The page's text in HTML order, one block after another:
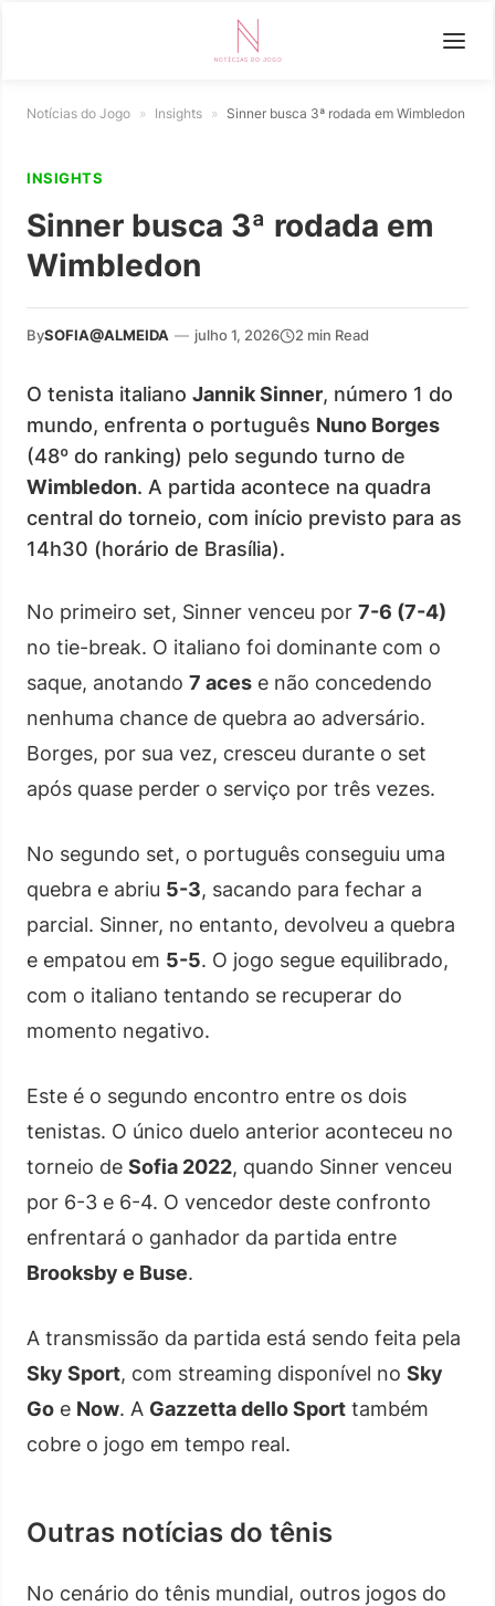
Notícias do Jogo » Insights » Sinner busca 3ª rodada em Wimbledon
INSIGHTS
Sinner busca 3ª rodada em
Wimbledon
BySOFIA@ALMEIDA — julho 1, 2026 2 min Read
O tenista italiano Jannik Sinner, número 1 do
mundo, enfrenta o português Nuno Borges
(48º do ranking) pelo segundo turno de
Wimbledon. A partida acontece na quadra
central do torneio, com início previsto para as
14h30 (horário de Brasília).
No primeiro set, Sinner venceu por 7-6 (7-4)
no tie-break. O italiano foi dominante com o
saque, anotando 7 aces e não concedendo
nenhuma chance de quebra ao adversário.
Borges, por sua vez, cresceu durante o set
após quase perder o serviço por três vezes.
No segundo set, o português conseguiu uma
quebra e abriu 5-3, sacando para fechar a
parcial. Sinner, no entanto, devolveu a quebra
e empatou em 5-5. O jogo segue equilibrado,
com o italiano tentando se recuperar do
momento negativo.
Este é o segundo encontro entre os dois
tenistas. O único duelo anterior aconteceu no
torneio de Sofia 2022, quando Sinner venceu
por 6-3 e 6-4. O vencedor deste confronto
enfrentará o ganhador da partida entre
Brooksby e Buse.
A transmissão da partida está sendo feita pela
Sky Sport, com streaming disponível no Sky
Go e Now. A Gazzetta dello Sport também
cobre o jogo em tempo real.
Outras notícias do tênis
No cenário do tênis mundial, outros jogos do